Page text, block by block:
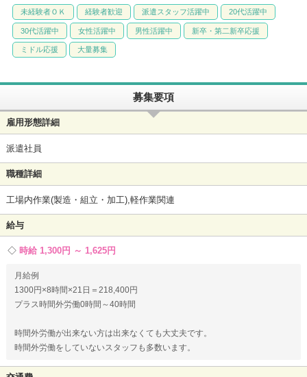
未経験者ＯＫ 経験者歓迎 派遣スタッフ活躍中 20代活躍中
30代活躍中 女性活躍中 男性活躍中 新卒・第二新卒応援
ミドル応援 大量募集
募集要項
雇用形態詳細
派遣社員
職種詳細
工場内作業(製造・組立・加工),軽作業関連
給与
時給 1,300円 ～ 1,625円
月給例
1300円×8時間×21日＝218,400円
プラス時間外労働0時間～40時間
時間外労働が出来ない方は出来なくても大丈夫です。
時間外労働をしていないスタッフも多数います。